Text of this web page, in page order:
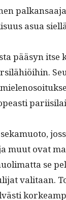
asua
pääsyn itse
muut ovat
se
val­i­taan.